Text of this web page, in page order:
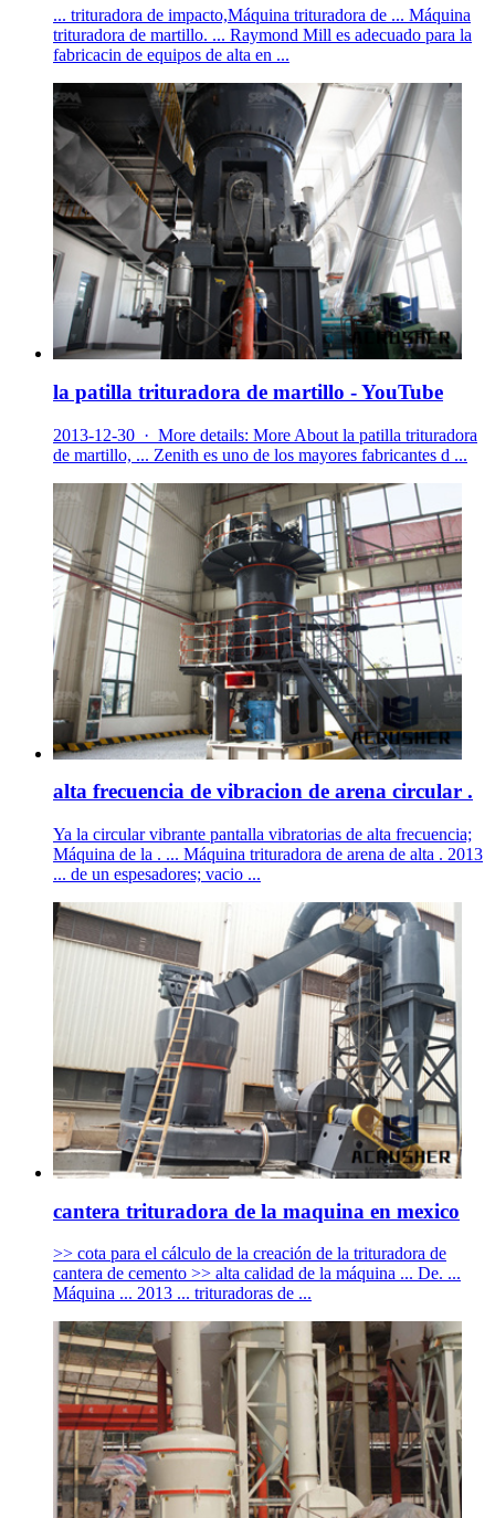
... trituradora de impacto,Máquina trituradora de ... Máquina
trituradora de martillo. ... Raymond Mill es adecuado para la
fabricacin de equipos de alta en ...
la patilla trituradora de martillo - YouTube
2013-12-30 · More details: More About la patilla trituradora
de martillo, ... Zenith es uno de los mayores fabricantes d ...
alta frecuencia de vibracion de arena circular .
Ya la circular vibrante pantalla vibratorias de alta frecuencia;
Máquina de la . ... Máquina trituradora de arena de alta . 2013
... de un espesadores; vacio ...
cantera trituradora de la maquina en mexico
>> cota para el cálculo de la creación de la trituradora de
cantera de cemento >> alta calidad de la máquina ... De. ...
Máquina ... 2013 ... trituradoras de ...